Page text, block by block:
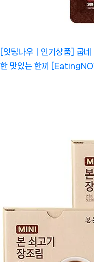
[잇팅나우ㅣ인기상품] 굽
한 맛있는 한끼